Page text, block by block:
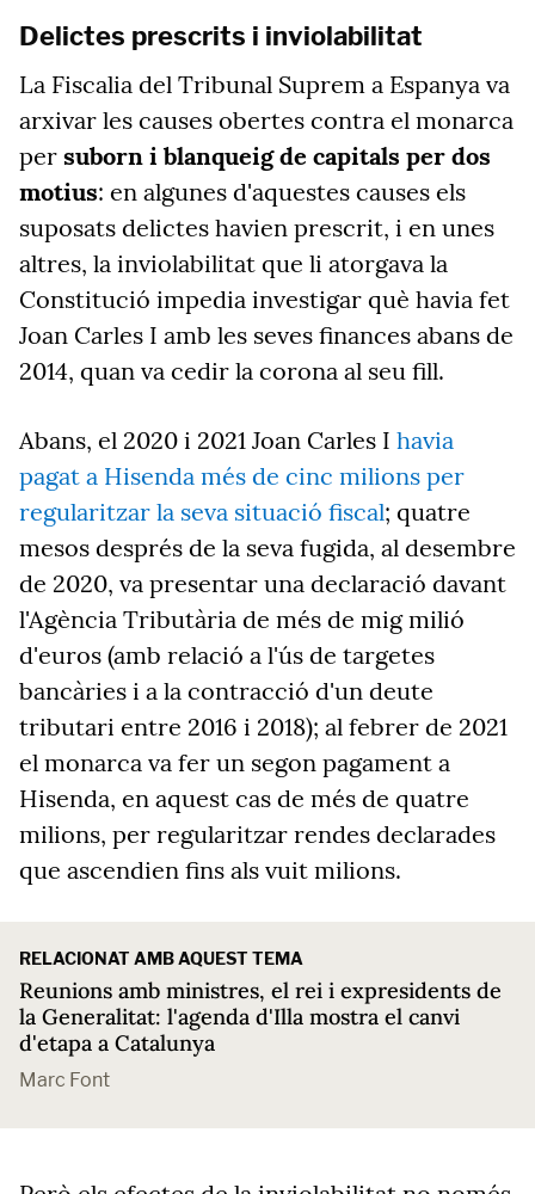
Delictes prescrits i inviolabilitat
La Fiscalia del Tribunal Suprem a Espanya va
arxivar les causes obertes contra el monarca
per suborn i blanqueig de capitals per dos
motius: en algunes d'aquestes causes els
suposats delictes havien prescrit, i en unes
altres, la inviolabilitat que li atorgava la
Constitució impedia investigar què havia fet
Joan Carles I amb les seves finances abans de
2014, quan va cedir la corona al seu fill.
Abans, el 2020 i 2021 Joan Carles I havia
pagat a Hisenda més de cinc milions per
regularitzar la seva situació fiscal; quatre
mesos després de la seva fugida, al desembre
de 2020, va presentar una declaració davant
l'Agència Tributària de més de mig milió
d'euros (amb relació a l'ús de targetes
bancàries i a la contracció d'un deute
tributari entre 2016 i 2018); al febrer de 2021
el monarca va fer un segon pagament a
Hisenda, en aquest cas de més de quatre
milions, per regularitzar rendes declarades
que ascendien fins als vuit milions.
RELACIONAT AMB AQUEST TEMA
Reunions amb ministres, el rei i expresidents de
la Generalitat: l'agenda d'Illa mostra el canvi
d'etapa a Catalunya
Marc Font